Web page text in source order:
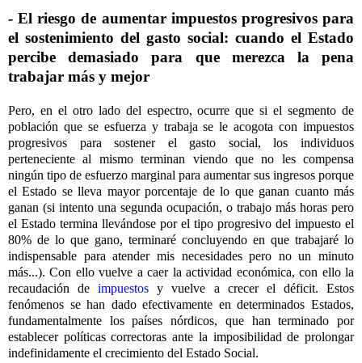
- El riesgo de aumentar impuestos progresivos para
el sostenimiento del gasto social: cuando el Estado
percibe demasiado para que merezca la pena
trabajar más y mejor
Pero, en el otro lado del espectro, ocurre que si el segmento de
población que se esfuerza y trabaja se le acogota con impuestos
progresivos para sostener el gasto social, los individuos
perteneciente al mismo terminan viendo que no les compensa
ningún tipo de esfuerzo marginal para aumentar sus ingresos porque
el Estado se lleva mayor porcentaje de lo que ganan cuanto más
ganan (si intento una segunda ocupación, o trabajo más horas pero
el Estado termina llevándose por el tipo progresivo del impuesto el
80% de lo que gano, terminaré concluyendo en que trabajaré lo
indispensable para atender mis necesidades pero no un minuto
más...). Con ello vuelve a caer la actividad económica, con ello la
recaudación deimpuestos y vuelve a crecer el déficit. Estos
fenómenos se han dado efectivamente en determinados Estados,
fundamentalmente los países nórdicos, que han terminado por
establecer políticas correctoras ante la imposibilidad de prolongar
indefinidamente el crecimiento del Estado Social.